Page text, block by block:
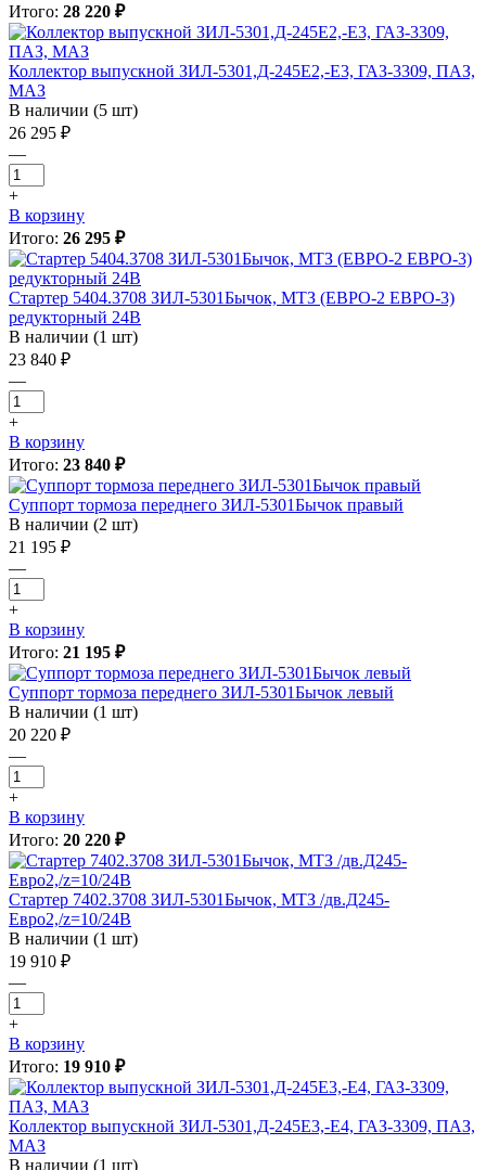
Итого: 28 220 ₽
Коллектор выпускной ЗИЛ-5301,Д-245Е2,-Е3, ГАЗ-3309, ПАЗ,
МАЗ
В наличии (5 шт)
26 295 ₽
—
+
В корзину
Итого: 26 295 ₽
Стартер 5404.3708 ЗИЛ-5301Бычок, МТЗ (ЕВРО-2 ЕВРО-3)
редукторный 24В
В наличии (1 шт)
23 840 ₽
—
+
В корзину
Итого: 23 840 ₽
Суппорт тормоза переднего ЗИЛ-5301Бычок правый
В наличии (2 шт)
21 195 ₽
—
+
В корзину
Итого: 21 195 ₽
Суппорт тормоза переднего ЗИЛ-5301Бычок левый
В наличии (1 шт)
20 220 ₽
—
+
В корзину
Итого: 20 220 ₽
Стартер 7402.3708 ЗИЛ-5301Бычок, МТЗ /дв.Д245-
Евро2,/z=10/24В
В наличии (1 шт)
19 910 ₽
—
+
В корзину
Итого: 19 910 ₽
Коллектор выпускной ЗИЛ-5301,Д-245Е3,-Е4, ГАЗ-3309, ПАЗ,
МАЗ
В наличии (1 шт)